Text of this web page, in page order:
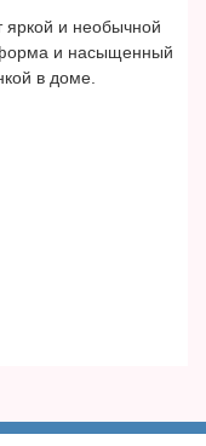
яркой и необычной
и насыщенный
в доме.